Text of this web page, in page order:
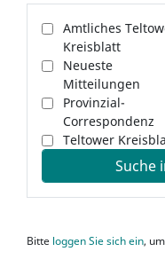
Amtliches
Kreisblatt
Neueste
Mitteilungen
Provinzial-
Correspondenz
Teltower
Suche
Bitte loggen Sie sich ein,